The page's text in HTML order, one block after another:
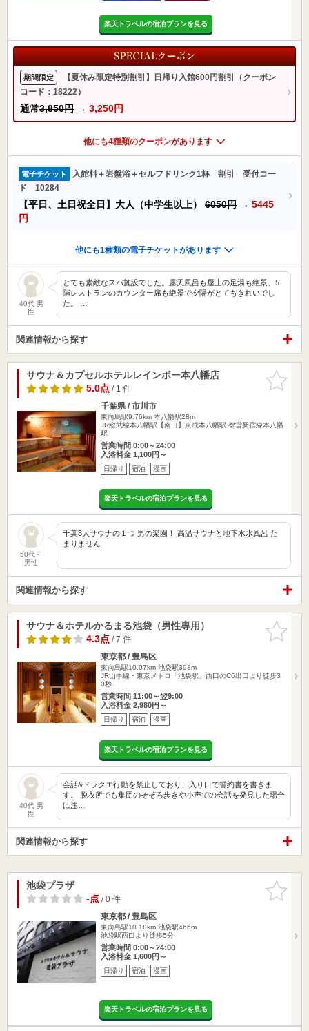
楽天トラベルの宿泊プランを見る
期間限定
【夏休み限定特別割引】日帰り入館600円割引（クーポン
コード：18222）
通常3,850円 → 3,250円
他にも4種類のクーポンがあります
電子チケット
入館料＋岩盤浴＋セルフドリンク1杯 割引 受付コー
ド 10284
【平日、土日祝全日】大人（中学生以上） 6050円 → 5445
円
他にも1種類の電子チケットがあります
40代 男
性
とても素敵なスパ施設でした。露天風呂も屋上の足湯も絶景、5
階レストランのカウンター席も絶景で夕陽がとてもきれいでし
た。 …
関連情報から探す
お気に入
りに追加
サウナ＆カプセルホテルレインボー本八幡店
5.0点/ 1 件
千葉県 / 市川市
東向島駅9.76km 本八幡駅28m
JR総武線本八幡駅【南口】京成本八幡駅 都営新宿線本八幡
駅
営業時間 0:00～24:00
入浴料金 1,100円～
日帰り 宿泊 漫画
楽天トラベルの宿泊プランを見る
50代～
男性
千葉3大サウナの１つ 男の楽園！ 高温サウナと地下水水風呂 た
まりません
関連情報から探す
お気に入
りに追加
サウナ＆ホテルかるまる池袋（男性専用）
4.3点/ 7 件
東京都 / 豊島区
東向島駅10.07km 池袋駅393m
JR山手線・東京メトロ「池袋駅」西口のC6出口より徒歩3
0秒
営業時間 11:00～翌9:00
入浴料金 2,980円～
日帰り 宿泊 漫画
楽天トラベルの宿泊プランを見る
40代 男
性
会話&ドラクエ行動を禁止しており、入り口で誓約書を書きま
す。 脱衣所でも集団のそぞろ歩きや小声での会話を発見した場合
は注…
関連情報から探す
お気に入
りに追加
池袋プラザ
-点/ 0 件
東京都 / 豊島区
東向島駅10.18km 池袋駅466m
池袋駅西口より徒歩5分
営業時間 0:00～24:00
入浴料金 1,600円～
日帰り 宿泊 漫画
楽天トラベルの宿泊プランを見る